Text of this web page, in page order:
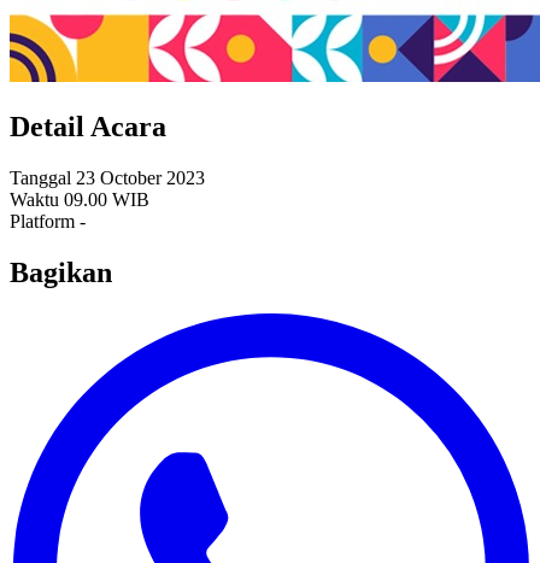
Detail Acara
Tanggal 23 October 2023
Waktu 09.00 WIB
Platform -
Bagikan